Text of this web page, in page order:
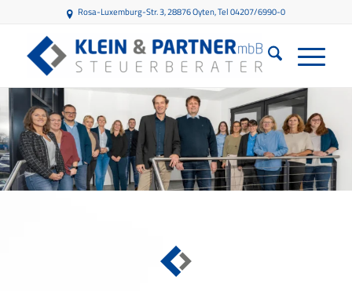
Rosa-Luxemburg-Str. 3, 28876 Oyten, Tel 04207/6990-0